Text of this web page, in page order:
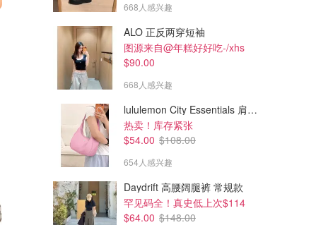
668人感兴趣
ALO 正反两穿短袖
图源来自@年糕好好吃-/xhs
$90.00
668人感兴趣
lululemon City Essentials 肩背包 4L
热卖！库存紧张
$54.00 $108.00
654人感兴趣
Daydrift 高腰阔腿裤 常规款
罕见码全！真史低上次$114
$64.00 $148.00